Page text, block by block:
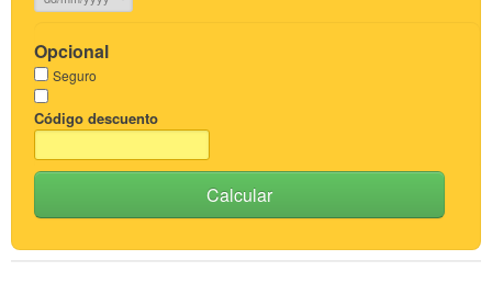
Opcional
Seguro
Código descuento
Calcular